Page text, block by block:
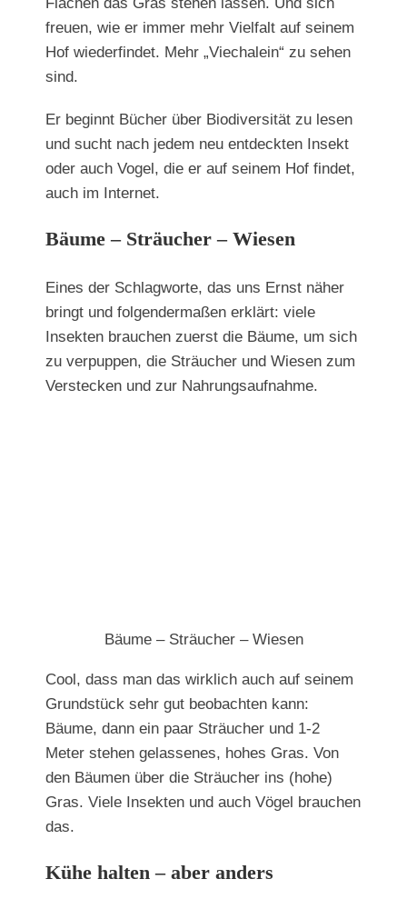
freuen, wie er immer mehr Vielfalt auf seinem
Hof wiederfindet. Mehr „Viechalein“ zu sehen
sind.
Er beginnt Bücher über Biodiversität zu lesen
und sucht nach jedem neu entdeckten Insekt
oder auch Vogel, die er auf seinem Hof findet,
auch im Internet.
Bäume – Sträucher – Wiesen
Eines der Schlagworte, das uns Ernst näher
bringt und folgendermaßen erklärt: viele
Insekten brauchen zuerst die Bäume, um sich
zu verpuppen, die Sträucher und Wiesen zum
Verstecken und zur Nahrungsaufnahme.
Bäume – Sträucher – Wiesen
Cool, dass man das wirklich auch auf seinem
Grundstück sehr gut beobachten kann:
Bäume, dann ein paar Sträucher und 1-2
Meter stehen gelassenes, hohes Gras. Von
den Bäumen über die Sträucher ins (hohe)
Gras. Viele Insekten und auch Vögel brauchen
das.
Kühe halten – aber anders